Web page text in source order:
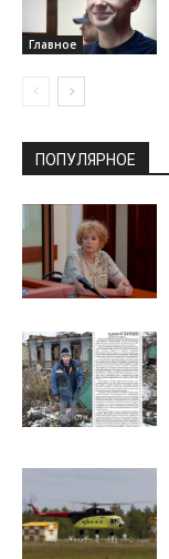
Главное
ПОПУЛЯРНОЕ